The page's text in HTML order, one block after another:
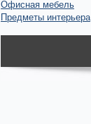
Офисная мебель
Предметы интерьера